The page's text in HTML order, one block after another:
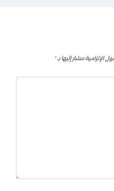
الإلزامية مشار إليها بـ*